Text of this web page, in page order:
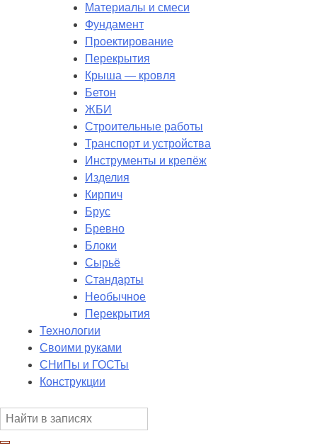
Материалы и смеси
Фундамент
Проектирование
Перекрытия
Крыша — кровля
Бетон
ЖБИ
Строительные работы
Транспорт и устройства
Инструменты и крепёж
Изделия
Кирпич
Брус
Бревно
Блоки
Сырьё
Стандарты
Необычное
Перекрытия
Технологии
Своими руками
СНиПы и ГОСТы
Конструкции